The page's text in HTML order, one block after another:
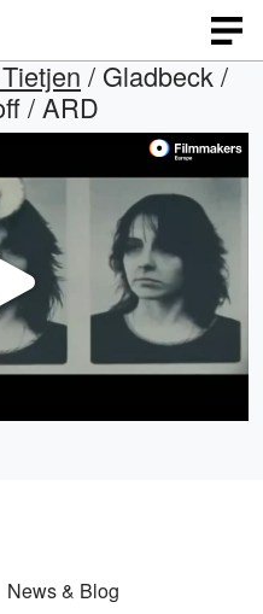
/ Gladbeck /
/ ARD
News & Blog